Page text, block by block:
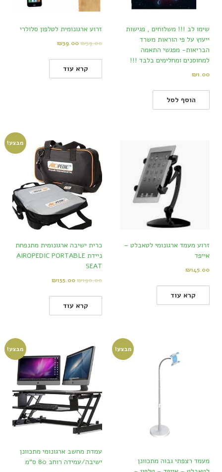
שימו לב !!! משלוחים , פגישות
ייעוץ על פי הוראות משרד
הבריאות- מפגשי התאמה
למחוסנים ומחלימים בלבד !!!
₪1.00
הוסף לסל
זרוע ארגונומית לטלפון סלולרי
₪59.00
₪39.00
קרא עוד
זרוע מעמד ארגונומי לטאבלט –
אייפד
₪145.00
קרא עוד
מבצע!
כרית ישיבה ארגונומית מתנפחת
ניידת AIROPEDIC PORTABLE
SEAT
₪190.00
₪155.00
קרא עוד
מבצע!
מעמד רצפתי גבוה מתכוונן
מבצע!
עמדת מחשב ארגונומי מתכוונן
ישיבה/עמידה רוחב 80 ס"מ